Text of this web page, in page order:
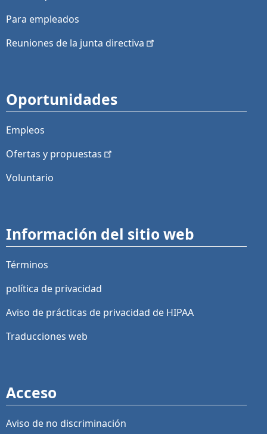
Para empleados
Reuniones de la junta directiva
Oportunidades
Empleos
Ofertas y propuestas
Voluntario
Información del sitio web
Términos
política de privacidad
Aviso de prácticas de privacidad de HIPAA
Traducciones web
Acceso
Aviso de no discriminación